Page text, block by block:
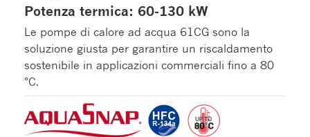
Potenza termica: 60-130 kW
Le pompe di calore ad acqua 61CG sono la
soluzione giusta per garantire un riscaldamento
sostenibile in applicazioni commerciali fino a 80
°C.